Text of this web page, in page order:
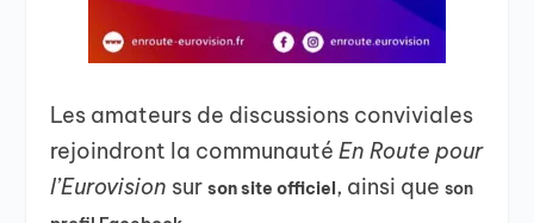
Les amateurs de discussions conviviales
rejoindront la communautéEn Route pour
l’Eurovision surson site officiel, ainsi queson